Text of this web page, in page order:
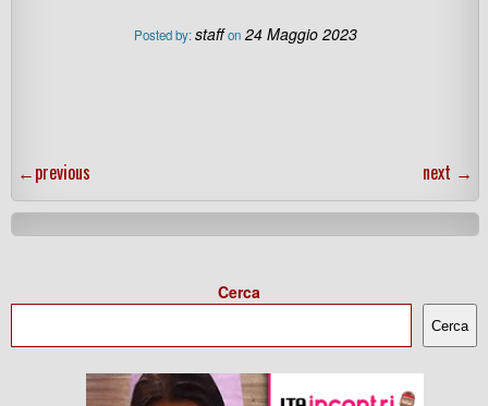
Posted by:staff on 24 Maggio 2023
←previous next →
Cerca
Cerca